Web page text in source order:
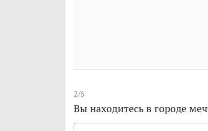
2/6
Вы находитесь в городе